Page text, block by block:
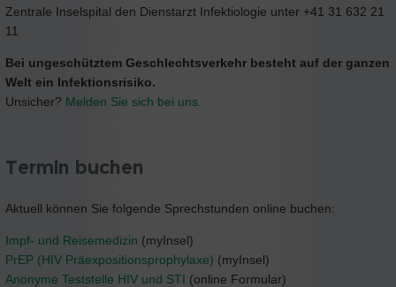
Zentrale Inselspital den Dienstarzt Infektiologie unter +41 31 632 21
11
Bei ungeschütztem Geschlechtsverkehr besteht auf der ganzen
Welt ein Infektionsrisiko.
Unsicher? Melden Sie sich bei uns.
Termin buchen
Aktuell können Sie folgende Sprechstunden online buchen:
Impf- und Reisemedizin (myInsel)
PrEP (HIV Präexpositionsprophylaxe) (myInsel)
Anonyme Teststelle HIV und STI (online Formular)